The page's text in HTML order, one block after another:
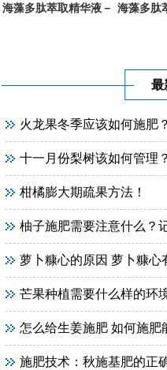
海藻多肽萃取精华液－ 海藻多肽
最
火龙果冬季应该如何施肥？
十一月份梨树该如何管理？十一
柑橘膨大期疏果方法！
柚子施肥需要注意什么？
萝卜糠心的原因 萝卜糠心
芒果种植需要什么样的环
怎么给生姜施肥 如何施肥能高产
施肥技术：秋施基肥的正确方